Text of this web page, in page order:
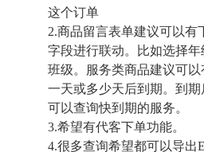
这个订单
2.商品留言表单建议可以有
字段进行联动。比如选择
班级。服务类商品建议可
一天或多少天后到期。到
可以查询快到期的服务。
3.希望有代客下单功能。
4.很多查询希望都可以导出